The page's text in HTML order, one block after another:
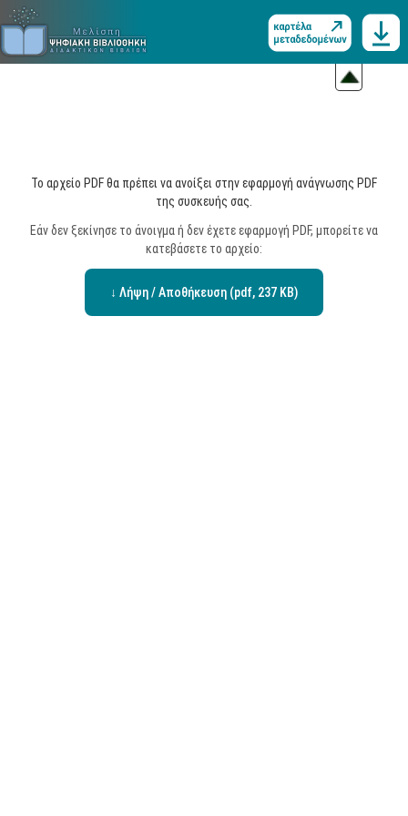
Το αρχείο PDF θα πρέπει να ανοίξει στην εφαρμογή ανάγνωσης PDF
της συσκευής σας.
Εάν δεν ξεκίνησε το άνοιγμα ή δεν έχετε εφαρμογή PDF, μπορείτε να
κατεβάσετε το αρχείο:
↓ Λήψη / Αποθήκευση (pdf, 237 KB)